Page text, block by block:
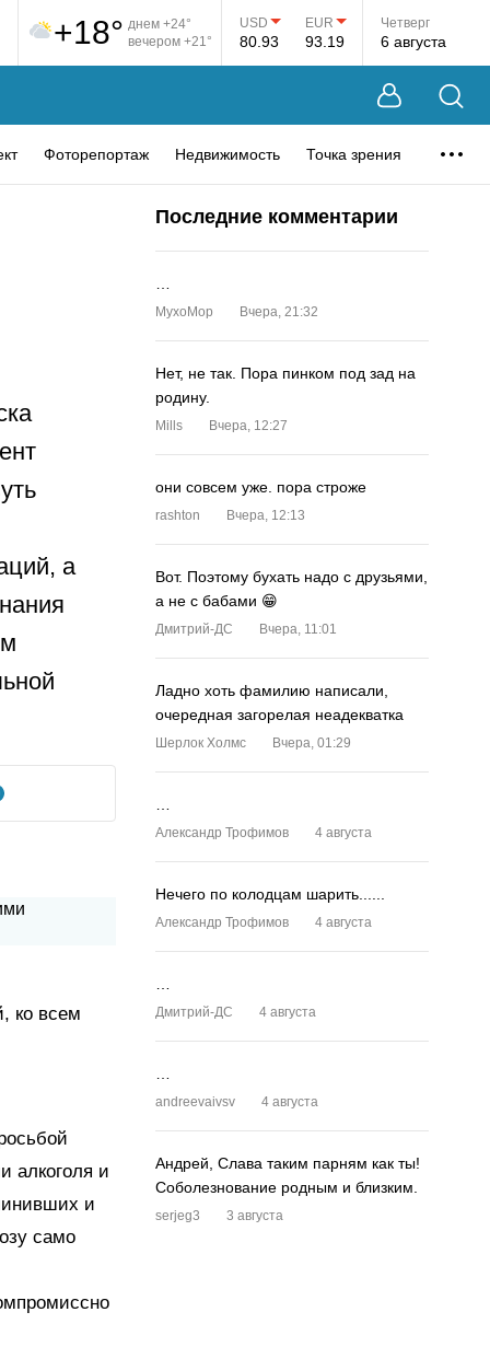
+18° днем +24°
вечером +21°
USD
80.93
EUR
93.19
Четверг
6 августа
Фоторепортаж Недвижимость Точка зрения
а
ко всем
алкоголя и
и
само
Последние комментарии
MyxoMop Вчера, 21:32
Нет, не так. Пора пинком под зад на
родину.
Mills Вчера, 12:27
они совсем уже. пора строже
rashton Вчера, 12:13
Вот. Поэтому бухать надо с друзьями,
а не с бабами 😁
Дмитрий-ДС Вчера, 11:01
Ладно хоть фамилию написали,
очередная загорелая неадекватка
Шерлок Холмс Вчера, 01:29
Александр Трофимов 4 августа
Нечего по колодцам шарить......
Александр Трофимов 4 августа
Дмитрий-ДС 4 августа
andreevaivsv 4 августа
Андрей, Слава таким парням как ты!
Соболезнование родным и близким.
serjeg3 3 августа